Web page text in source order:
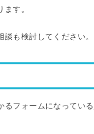
す。
も検討してください。
フォームになってい